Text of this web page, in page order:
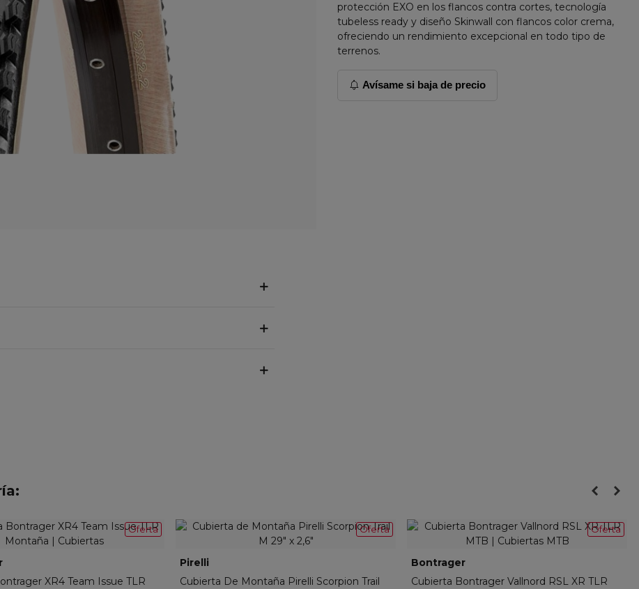
protección EXO en los flancos contra cortes, tecnología
tubeless ready y diseño Skinwall con flancos color crema,
ofreciendo un rendimiento excepcional en todo tipo de
terrenos.
Avísame si baja de precio
Oferta
XR4 Team Issue TLR
Oferta
Pirelli
Cubierta De Montaña Pirelli Scorpion Trail
Oferta
Bontrager
Cubierta Bontrager Vallnord RSL XR TLR